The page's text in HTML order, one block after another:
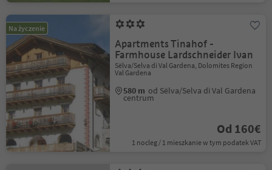
Na życzenie
Apartments Tinahof -
Farmhouse Lardschneider Ivan
Sëlva/Selva di Val Gardena, Dolomites Region
Val Gardena
580 m od Sëlva/Selva di Val Gardena
centrum
Od 160€
1 nocleg / 1 mieszkanie w tym podatek VAT